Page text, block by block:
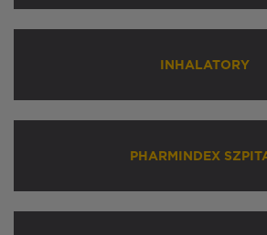
INHALATORY
PHARMINDEX